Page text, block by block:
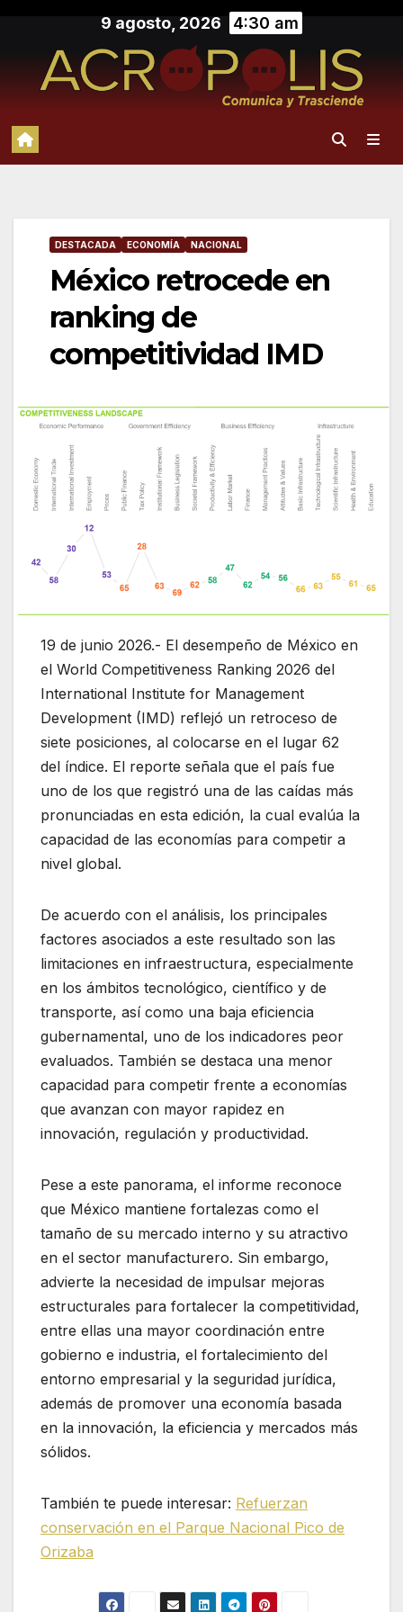
contenido
9 agosto, 2026 4:30 am
DESTACADA ECONOMÍA NACIONAL
México retrocede en
ranking de
competitividad IMD
19 de junio 2026.- El desempeño de México en
el World Competitiveness Ranking 2026 del
International Institute for Management
Development (IMD) reflejó un retroceso de
siete posiciones, al colocarse en el lugar 62
del índice. El reporte señala que el país fue
uno de los que registró una de las caídas más
pronunciadas en esta edición, la cual evalúa la
capacidad de las economías para competir a
nivel global.
De acuerdo con el análisis, los principales
factores asociados a este resultado son las
limitaciones en infraestructura, especialmente
en los ámbitos tecnológico, científico y de
transporte, así como una baja eficiencia
gubernamental, uno de los indicadores peor
evaluados. También se destaca una menor
capacidad para competir frente a economías
que avanzan con mayor rapidez en
innovación, regulación y productividad.
Pese a este panorama, el informe reconoce
que México mantiene fortalezas como el
tamaño de su mercado interno y su atractivo
en el sector manufacturero. Sin embargo,
advierte la necesidad de impulsar mejoras
estructurales para fortalecer la competitividad,
entre ellas una mayor coordinación entre
gobierno e industria, el fortalecimiento del
entorno empresarial y la seguridad jurídica,
además de promover una economía basada
en la innovación, la eficiencia y mercados más
sólidos.
También te puede interesar: Refuerzan
conservación en el Parque Nacional Pico de
Orizaba